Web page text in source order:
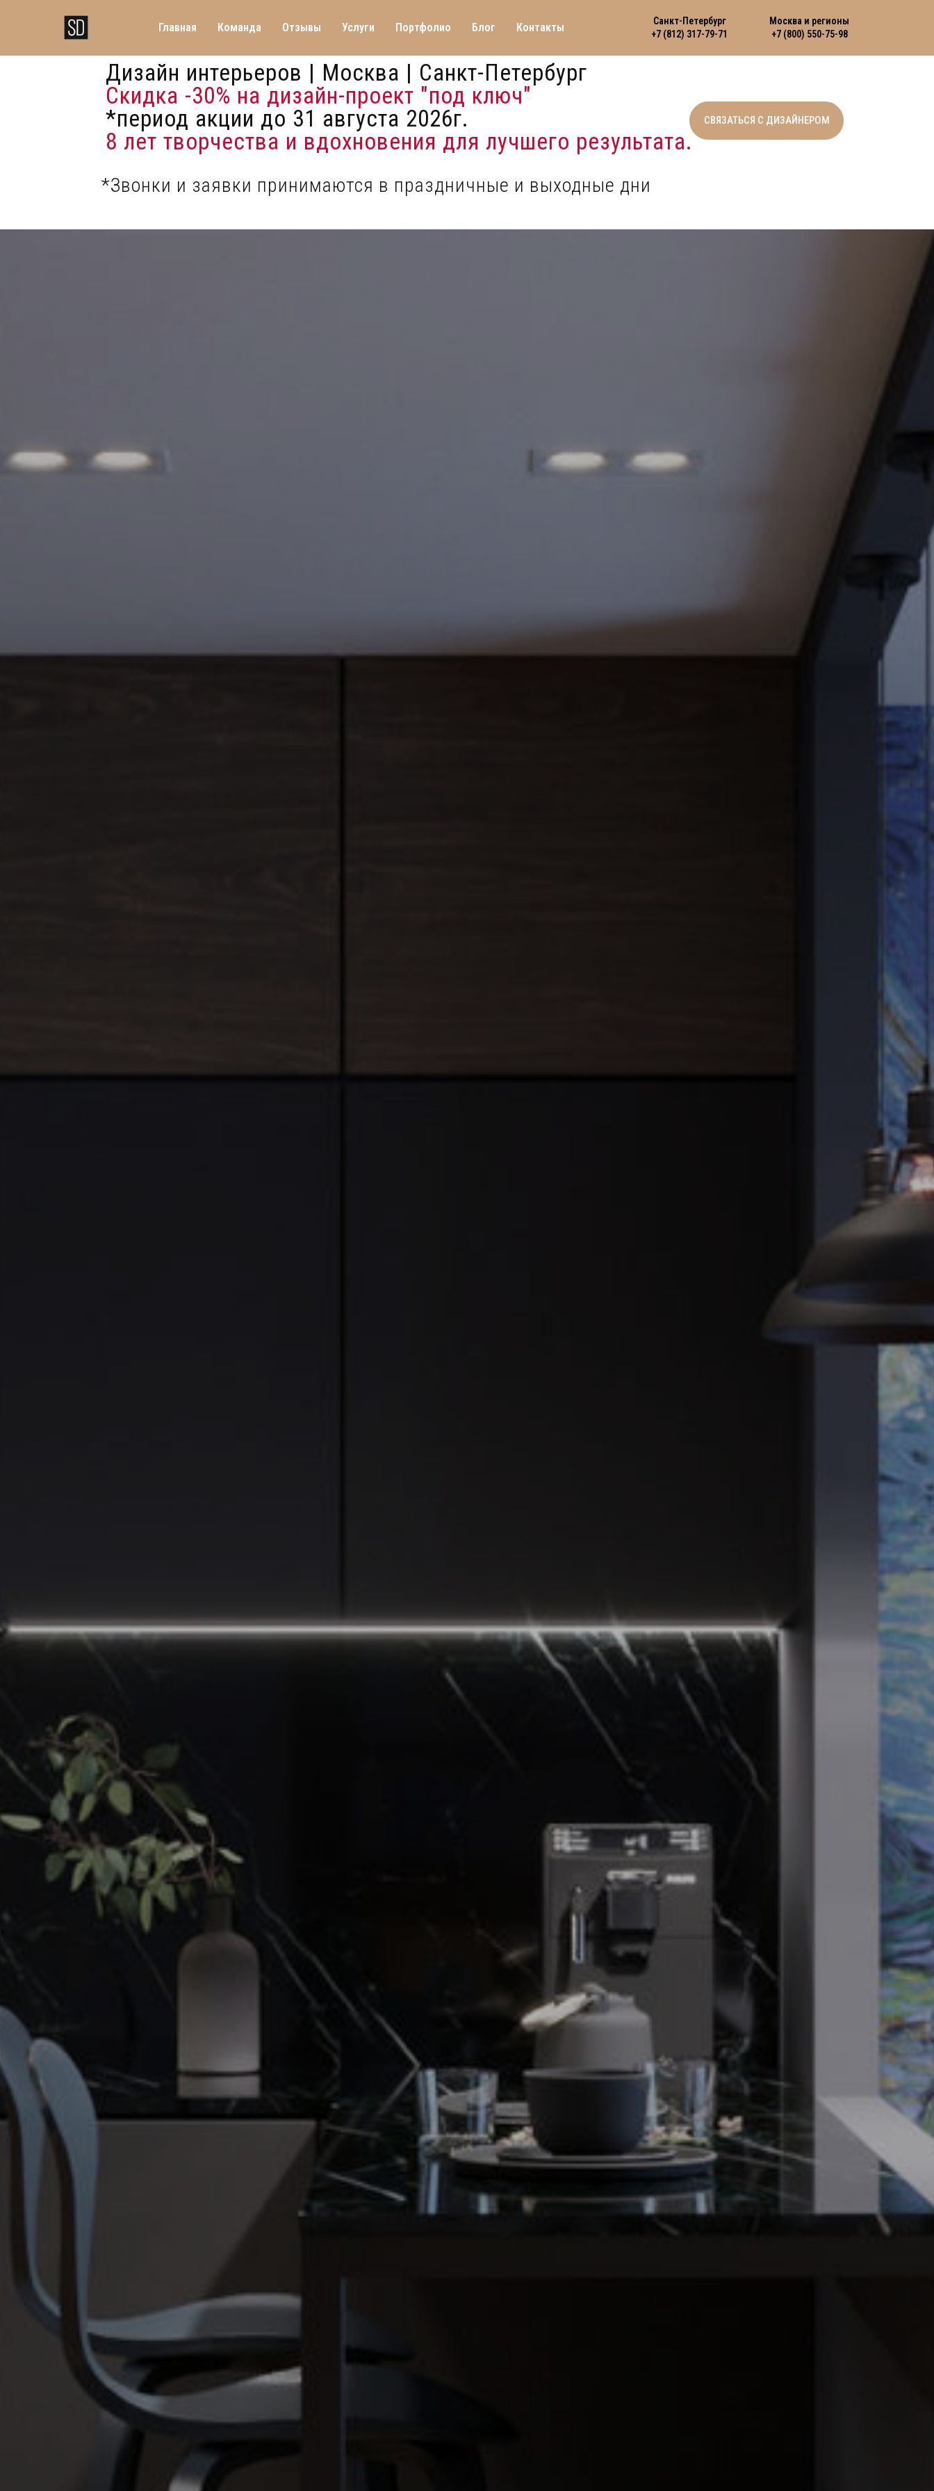
Главная Команда Отзывы Услуги Портфолио Блог Контакты
Санкт-Петербург
+7 (812) 317-79-71
Москва и регионы
+7 (800) 550-75-98
СВЯЗАТЬСЯ С ДИЗАЙНЕРОМ
*Звонки и заявки принимаются в праздничные и выходные дни
Дизайн интерьеров | Москва | Санкт-Петербург
Скидка -30% на дизайн-проект "под ключ"
*период акции до 31 августа 2026г.
8 лет творчества и вдохновения для лучшего результата.